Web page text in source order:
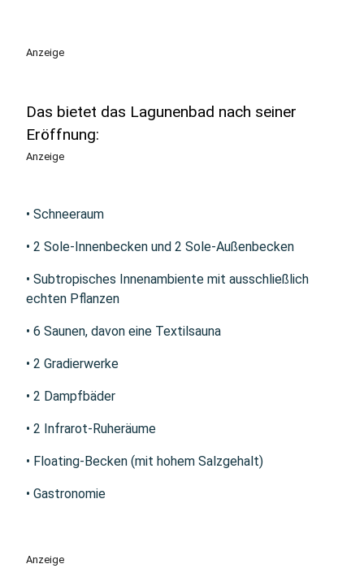
Anzeige
Das bietet das Lagunenbad nach seiner
Eröffnung:
Anzeige
• Schneeraum
• 2 Sole-Innenbecken und 2 Sole-Außenbecken
• Subtropisches Innenambiente mit ausschließlich
echten Pflanzen
• 6 Saunen, davon eine Textilsauna
• 2 Gradierwerke
• 2 Dampfbäder
• 2 Infrarot-Ruheräume
• Floating-Becken (mit hohem Salzgehalt)
• Gastronomie
Anzeige